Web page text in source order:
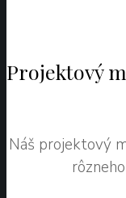
Projektový
Náš projektový